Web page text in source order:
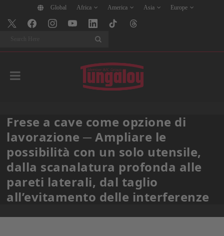
Global Africa America Asia Europe
Frese a cave come opzione di
lavorazione ─ Ampliare le
possibilità con un solo utensile,
dalla scanalatura profonda alle
pareti laterali, dal taglio
all’evitamento delle interferenze